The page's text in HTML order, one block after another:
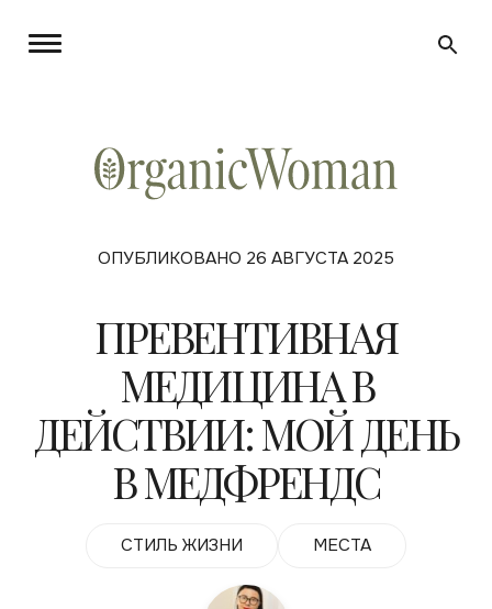
ОПУБЛИКОВАНО 26 АВГУСТА 2025
ПРЕВЕНТИВНАЯ
МЕДИЦИНА В
ДЕЙСТВИИ: МОЙ ДЕНЬ
В МЕДФРЕНДС
СТИЛЬ ЖИЗНИ МЕСТА